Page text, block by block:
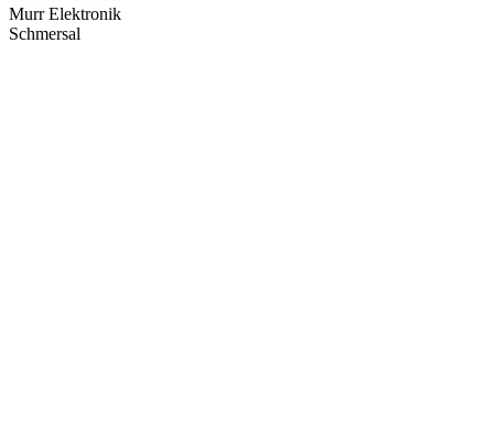
Murr Elektronik
Schmersal